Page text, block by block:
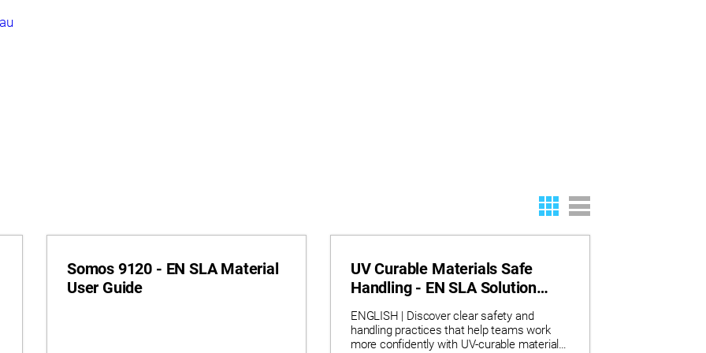
Somos 9120 - EN SLA Material
User Guide
UV Curable Materials Safe
Handling - EN SLA Solution
Guide
ENGLISH | Discover clear safety and
handling practices that help teams work
more confidently with UV‑curable materials